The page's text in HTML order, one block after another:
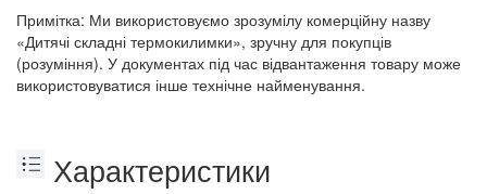
Примітка: Ми використовуємо зрозумілу комерційну назву
«Дитячі складні термокилимки», зручну для покупців
(розуміння). У документах під час відвантаження товару може
використовуватися інше технічне найменування.
Характеристики